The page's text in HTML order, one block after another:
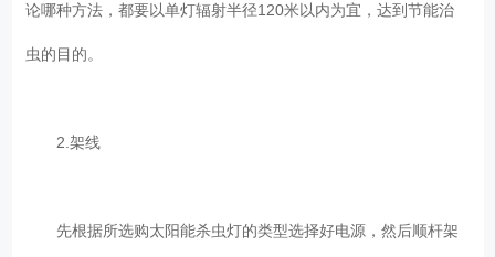
论哪种方法，都要以单灯辐射半径120米以内为宜，达到节能治
虫的目的。
2.架线
先根据所选购太阳能杀虫灯的类型选择好电源，然后顺杆架